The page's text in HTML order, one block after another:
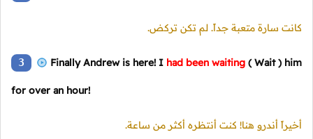
كانت سارة متعبة جداً. لم تكن تركض.
3 Finally Andrew is here! I had been waiting ( Wait ) him
for over an hour!
أخيراً أندرو هنا! كنت أنتظره أكثر من ساعة.